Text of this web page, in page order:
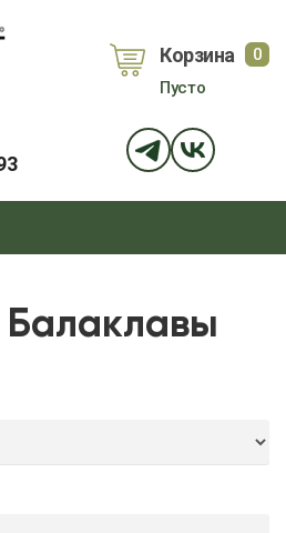
Корзина
0
Пусто